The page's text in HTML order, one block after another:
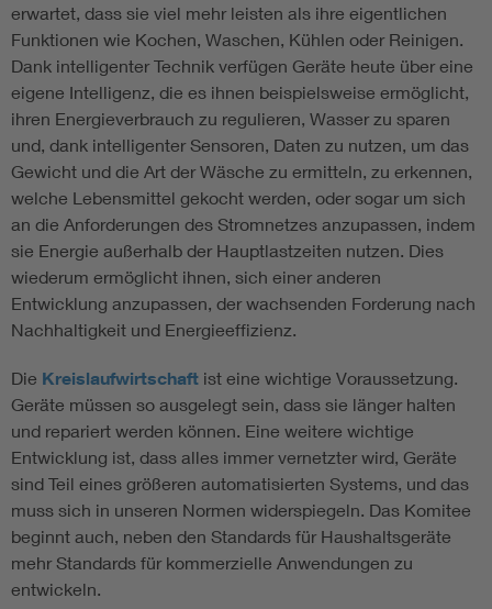
erwartet, dass sie viel mehr leisten als ihre eigentlichen
Funktionen wie Kochen, Waschen, Kühlen oder Reinigen.
Dank intelligenter Technik verfügen Geräte heute über eine
eigene Intelligenz, die es ihnen beispielsweise ermöglicht,
ihren Energieverbrauch zu regulieren, Wasser zu sparen
und, dank intelligenter Sensoren, Daten zu nutzen, um das
Gewicht und die Art der Wäsche zu ermitteln, zu erkennen,
welche Lebensmittel gekocht werden, oder sogar um sich
an die Anforderungen des Stromnetzes anzupassen, indem
sie Energie außerhalb der Hauptlastzeiten nutzen. Dies
wiederum ermöglicht ihnen, sich einer anderen
Entwicklung anzupassen, der wachsenden Forderung nach
Nachhaltigkeit und Energieeffizienz.
Die Kreislaufwirtschaft ist eine wichtige Voraussetzung.
Geräte müssen so ausgelegt sein, dass sie länger halten
und repariert werden können. Eine weitere wichtige
Entwicklung ist, dass alles immer vernetzter wird, Geräte
sind Teil eines größeren automatisierten Systems, und das
muss sich in unseren Normen widerspiegeln. Das Komitee
beginnt auch, neben den Standards für Haushaltsgeräte
mehr Standards für kommerzielle Anwendungen zu
entwickeln.